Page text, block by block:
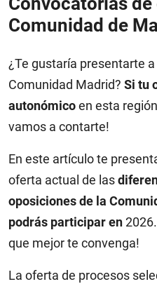
Comunidad de
¿Te gustaría presentarte
Comunidad Madrid? Si tu
autonómicoen esta
vamos a contarte!
En este artículo te
oferta actual de las
oposiciones de la
podrás participar en
que mejor te convenga!
La oferta de procesos